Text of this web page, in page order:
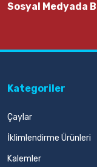
Sosyal Medyada
Kategoriler
Çaylar
İklimlendirme Ürünleri
Kalemler